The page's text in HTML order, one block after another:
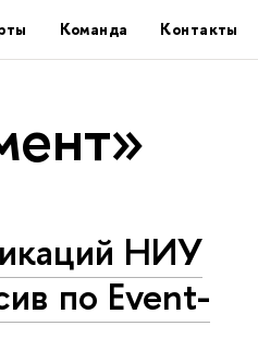
Команда Контакты
НИУ
по Event-